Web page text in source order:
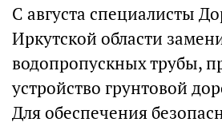
С августа специалисты
Иркутской области
водопропускных трубы,
устройство грунтовой
Для обеспечения